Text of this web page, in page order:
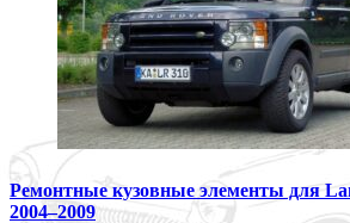
Ремонтные кузовные элементы для
2004–2009